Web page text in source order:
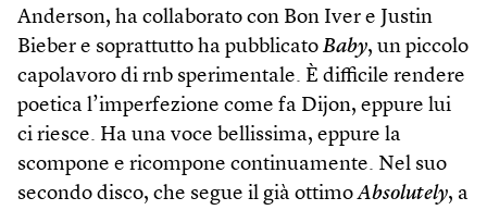
Anderson, ha collaborato con Bon Iver e Justin
Bieber e soprattutto ha pubblicato Baby, un piccolo
capolavoro di rnb sperimentale. È difficile rendere
poetica l’imperfezione come fa Dijon, eppure lui
ci riesce. Ha una voce bellissima, eppure la
scompone e ricompone continuamente. Nel suo
secondo disco, che segue il già ottimoAbsolutely, a